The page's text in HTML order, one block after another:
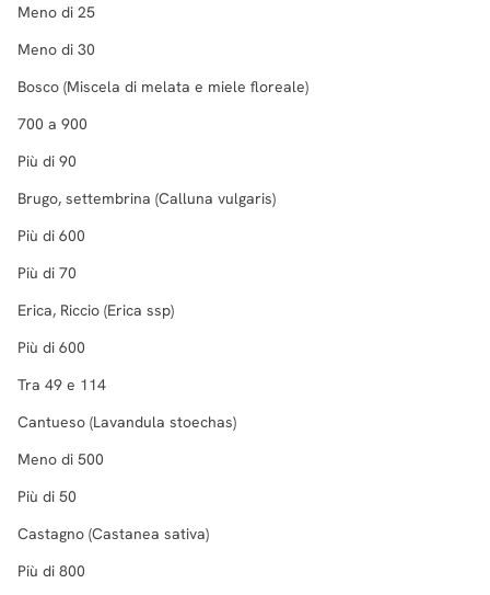
Meno di 25
Meno di 30
Bosco (Miscela di melata e miele floreale)
700 a 900
Più di 90
Brugo, settembrina (Calluna vulgaris)
Più di 600
Più di 70
Erica, Riccio (Erica ssp)
Più di 600
Tra 49 e 114
Cantueso (Lavandula stoechas)
Meno di 500
Più di 50
Castagno (Castanea sativa)
Più di 800